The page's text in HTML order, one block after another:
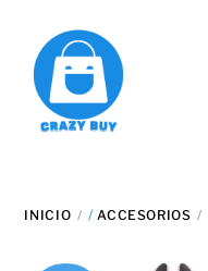
content
INICIO / ACCESORIOS